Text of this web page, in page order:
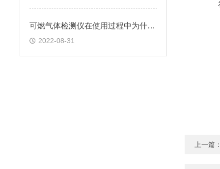
可燃气体检测仪在使用过程中为什么会误报
2022-08-31
上一篇